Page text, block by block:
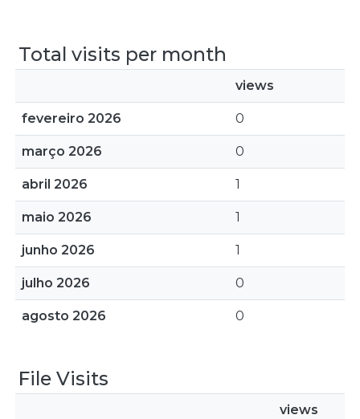
Total visits per month
views
fevereiro 2026 0
março 2026 0
abril 2026 1
maio 2026 1
junho 2026 1
julho 2026 0
agosto 2026 0
File Visits
views